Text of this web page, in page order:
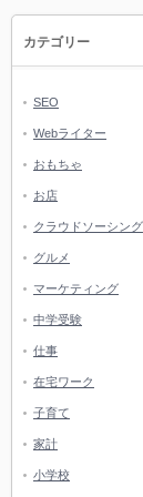
カテゴリー
SEO
Webライター
おもちゃ
お店
クラウドソーシング
グルメ
マーケティング
中学受験
仕事
在宅ワーク
子育て
家計
小学校